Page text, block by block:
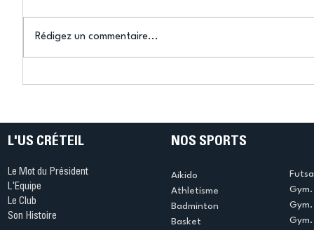
Rédigez un commentaire...
L'US CRÉTEIL
Le Mot du Président
L'Equipe
Le Club
Son Histoire
NOS SPORTS
Aikido
Athletisme
Badminton
Basket